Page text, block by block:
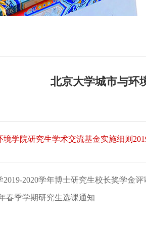
北京大学城市与环
学院研究生学术交流基金实施细则
2020学年博士研究生校长奖学金
春季学期研究生选课通知